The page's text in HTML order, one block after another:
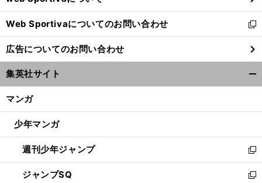
開
く
Web Sportivaについてのお問い合わせ
新
し
い
ウ
ィ
ン
ウ
開
く
広告についてのお問い合わせ
集英社サイト
マンガ
少年マンガ
週刊少年ジャンプ
新
し
い
ジャンプSQ
新